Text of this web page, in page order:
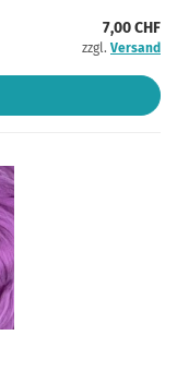
7,00 CHF
zzgl. Versand